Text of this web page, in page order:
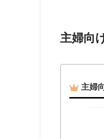
主婦向
主婦